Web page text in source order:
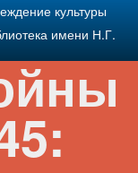
культуры
имени Н.Г.